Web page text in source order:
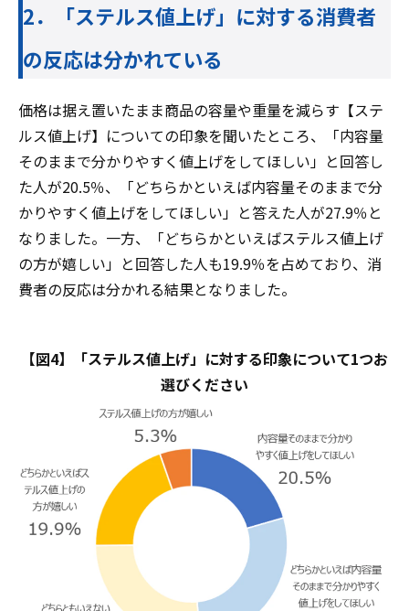
2．「ステルス値上げ」に対する消費者
の反応は分かれている
価格は据え置いたまま商品の容量や重量を減らす【ステ
ルス値上げ】についての印象を聞いたところ、「内容量
そのままで分かりやすく値上げをしてほしい」と回答し
た人が20.5％、「どちらかといえば内容量そのままで分
かりやすく値上げをしてほしい」と答えた人が27.9％と
なりました。一方、「どちらかといえばステルス値上げ
の方が嬉しい」と回答した人も19.9％を占めており、消
費者の反応は分かれる結果となりました。
【図4】「ステルス値上げ」に対する印象について1つお
選びください